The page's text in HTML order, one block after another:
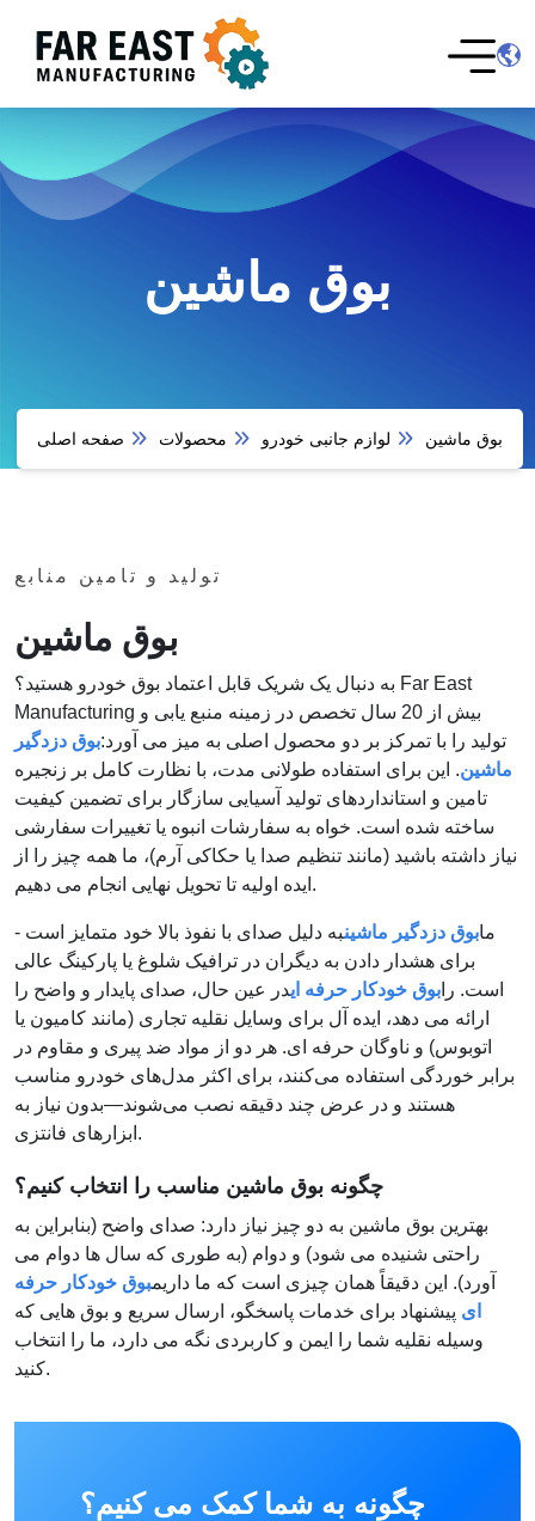
بوق ماشین
صفحه اصلی محصولات لوازم جانبی خودرو بوق ماشین
تولید و تامین منابع
بوق ماشین
به دنبال یک شریک قابل اعتماد بوق خودرو هستید؟ Far East
Manufacturing بیش از 20 سال تخصص در زمینه منبع یابی و
تولید را با تمرکز بر دو محصول اصلی به میز می آورد:بوق دزدگیر
ماشین. این برای استفاده طولانی مدت، با نظارت کامل بر زنجیره
تامین و استانداردهای تولید آسیایی سازگار برای تضمین کیفیت
ساخته شده است. خواه به سفارشات انبوه یا تغییرات سفارشی
نیاز داشته باشید (مانند تنظیم صدا یا حکاکی آرم)، ما همه چیز را از
ایده اولیه تا تحویل نهایی انجام می دهیم.
مابوق دزدگیر ماشینبه دلیل صدای با نفوذ بالا خود متمایز است -
برای هشدار دادن به دیگران در ترافیک شلوغ یا پارکینگ عالی
است. را بوق خودکار حرفه ایدر عین حال، صدای پایدار و واضح را
ارائه می دهد، ایده آل برای وسایل نقلیه تجاری (مانند کامیون یا
اتوبوس) و ناوگان حرفه ای. هر دو از مواد ضد پیری و مقاوم در
برابر خوردگی استفاده می‌کنند، برای اکثر مدل‌های خودرو مناسب
هستند و در عرض چند دقیقه نصب می‌شوند—بدون نیاز به
ابزارهای فانتزی.
چگونه بوق ماشین مناسب را انتخاب کنیم؟
بهترین بوق ماشین به دو چیز نیاز دارد: صدای واضح (بنابراین به
راحتی شنیده می شود) و دوام (به طوری که سال ها دوام می
آورد). این دقیقاً همان چیزی است که ما داریمبوق خودکار حرفه
ای پیشنهاد برای خدمات پاسخگو، ارسال سریع و بوق هایی که
وسیله نقلیه شما را ایمن و کاربردی نگه می دارد، ما را انتخاب
کنید.
چگونه به شما کمک می کنیم؟